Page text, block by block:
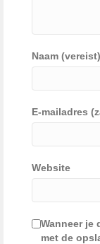
Naam (vereist)
E-mailadres
Website
Wanneer je
met de